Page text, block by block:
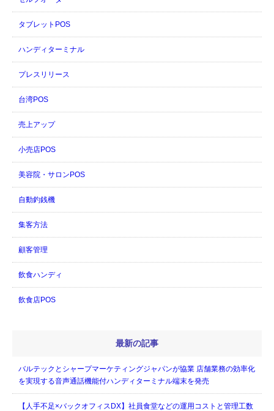
タブレットPOS
ハンディターミナル
プレスリリース
台湾POS
売上アップ
小売店POS
美容院・サロンPOS
自動釣銭機
集客方法
顧客管理
飲食ハンディ
飲食店POS
最新の記事
バルテックとシャープマーケティングジャパンが協業 店舗業務の効率化
を実現する音声通話機能付ハンディターミナル端末を発売
【人手不足×バックオフィスDX】社員食堂などの運用コストと管理工数